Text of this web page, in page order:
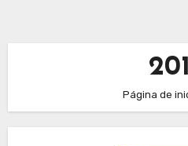
Página de